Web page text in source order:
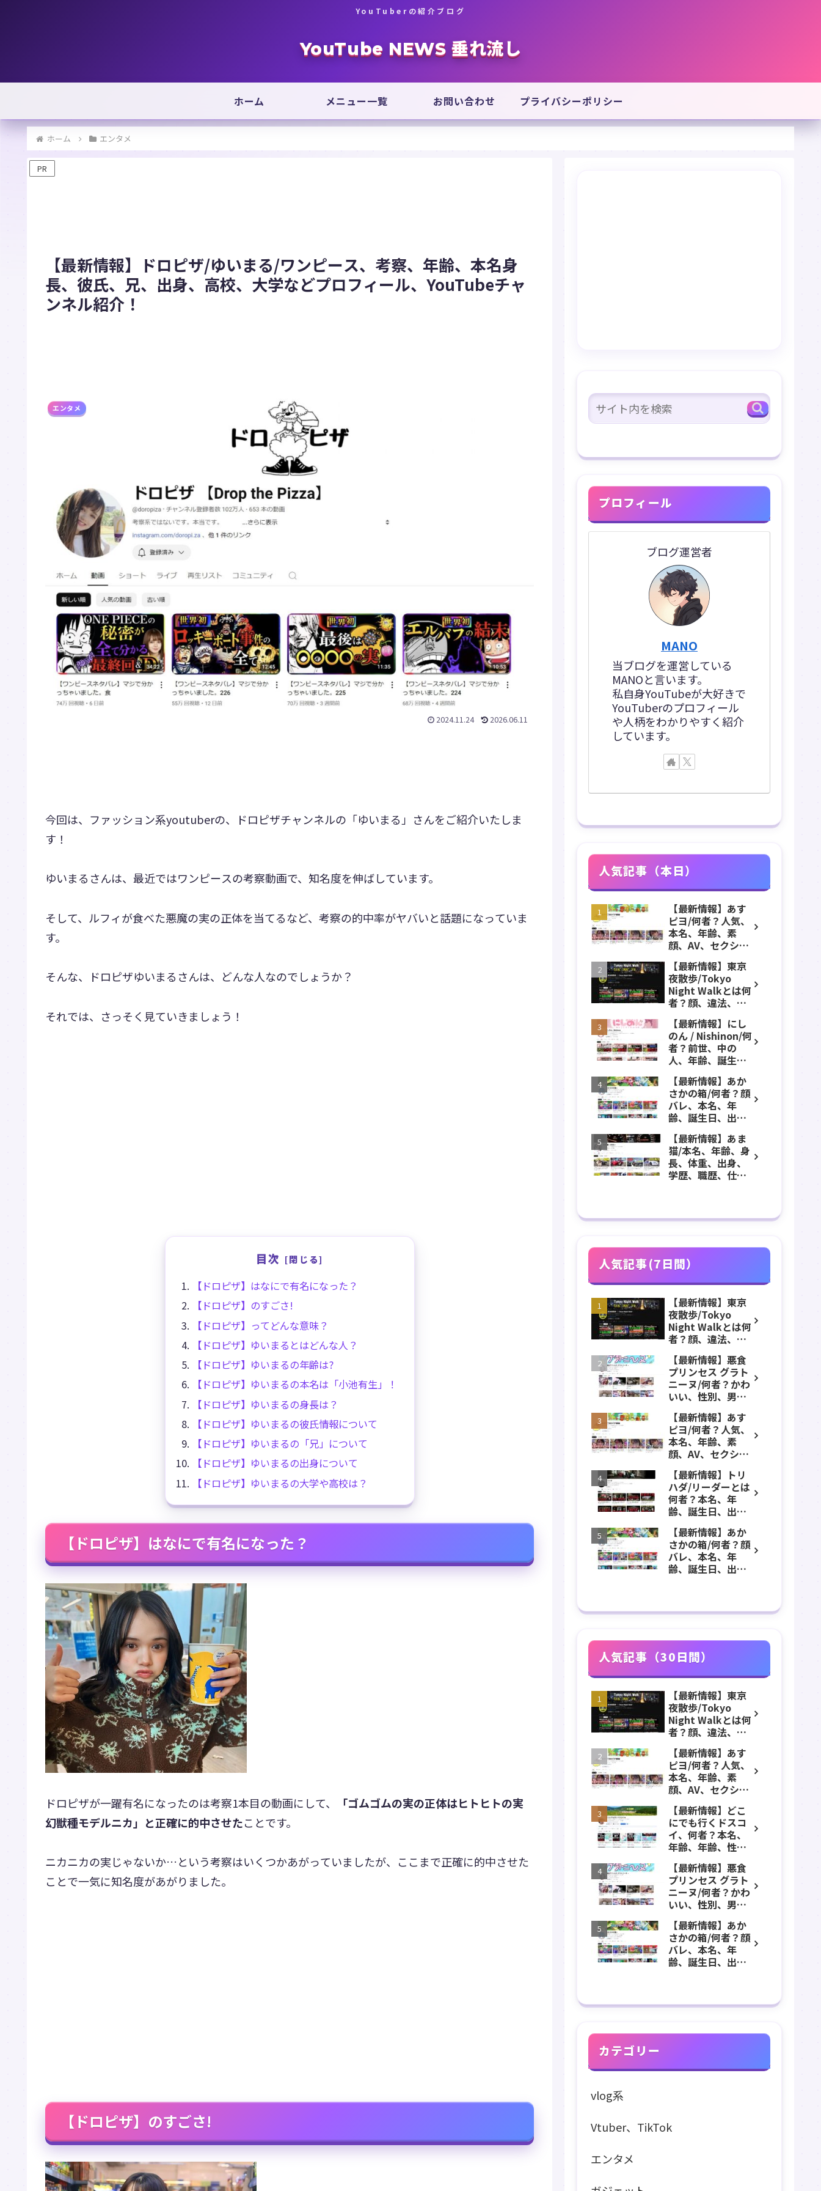
YouTuberの紹介ブログ
YouTube NEWS 垂れ流し
ホーム メニュー一覧 お問い合わせ プライバシーポリシー
ホーム エンタメ
PR
【最新情報】ドロピザ/ゆいまる/ワンピース、考察、年齢、本名身
長、彼氏、兄、出身、高校、大学などプロフィール、YouTubeチャ
ンネル紹介！
エンタメ
2024.11.24 2026.06.11
今回は、ファッション系youtuberの、ドロピザチャンネルの「ゆいまる」さんをご紹介いたしま
す！
ゆいまるさんは、最近ではワンピースの考察動画で、知名度を伸ばしています。
そして、ルフィが食べた悪魔の実の正体を当てるなど、考察の的中率がヤバいと話題になっていま
す。
そんな、ドロピザゆいまるさんは、どんな人なのでしょうか？
それでは、さっそく見ていきましょう！
目次
【ドロピザ】はなにで有名になった？
【ドロピザ】のすごさ!
【ドロピザ】ってどんな意味？
【ドロピザ】ゆいまるとはどんな人？
【ドロピザ】ゆいまるの年齢は?
【ドロピザ】ゆいまるの本名は「小池有生」！
【ドロピザ】ゆいまるの身長は？
【ドロピザ】ゆいまるの彼氏情報について
【ドロピザ】ゆいまるの「兄」について
【ドロピザ】ゆいまるの出身について
【ドロピザ】ゆいまるの大学や高校は？
【ドロピザ】はなにで有名になった？
ドロピザが一躍有名になったのは考察1本目の動画にして、
「ゴムゴムの実の正体はヒトヒトの実
幻獣種モデルニカ」と正確に的中させたことです。
ニカニカの実じゃないか…という考察はいくつかあがっていましたが、ここまで正確に的中させた
ことで一気に知名度があがりました。
【ドロピザ】のすごさ!
プロフィール
ブログ運営者
MANO
当ブログを運営している
MANOと言います。
私自身YouTubeが大好きで
YouTuberのプロフィール
や人柄をわかりやすく紹介
しています。
人気記事（本日）
【最新情報】あす
ピヨ/何者？人気、
本名、年齢、素
顔、AV、セクシ
る、身長、出身、
学歴、経歴、仕事
のプロフィール、
YouTubeチャンネ
ル紹介！
【最新情報】東京
夜散歩/Tokyo
Night Walkとは何
者？顔、違法、逮
久保公園、本名、
年齢、誕生日、職
業、かわいい、彼
女などのプロフィ
ール、YouTubeチ
ャンネル紹介！
【最新情報】にし
のん / Nishinon/何
者？前世、中の
人、年齢、誕生
レ、素顔、ストグ
ラ、VTuber、ニコ
ニコなどのプロフ
ィール、YouTube
チャンネル紹介！
【最新情報】あか
さかの箱/何者？顔
バレ、本名、年
齢、誕生日、出
ト、マイクラ、あ
つ森、グッズなど
のプロフィール、
YouTubeチャンネ
【最新情報】あま
猫/本名、年齢、身
長、体重、出身、
学歴、職歴、仕
ンネル紹介！
人気記事(7日間）
【最新情報】東京
夜散歩/Tokyo
Night Walkとは何
者？顔、違法、逮
久保公園、本名、
年齢、誕生日、職
業、かわいい、彼
女などのプロフィ
ール、YouTubeチ
ャンネル紹介！
【最新情報】悪食
プリンセス グラト
ニーヌ/何者？かわ
いい、性別、男？
長、出身などのプ
ロフィール、
YouTubeチャンネ
ル紹介！
【最新情報】あす
ピヨ/何者？人気、
本名、年齢、素
顔、AV、セクシ
る、身長、出身、
学歴、経歴、仕事
のプロフィール、
YouTubeチャンネ
ル紹介！
【最新情報】トリ
ハダ/リーダーとは
何者？本名、年
齢、誕生日、出
レ、ホラー、心
霊、うっちゃん、
メンバーなどのプ
ロフィール、
【最新情報】あか
さかの箱/何者？顔
バレ、本名、年
齢、誕生日、出
のプロフィール、
ル紹介！
人気記事（30日間）
【最新情報】東京
夜散歩/Tokyo
Night Walkとは何
者？顔、違法、逮
久保公園、本名、
年齢、誕生日、職
業、かわいい、彼
女などのプロフィ
ール、YouTubeチ
ャンネル紹介！
【最新情報】あす
ピヨ/何者？人気、
本名、年齢、素
顔、AV、セクシ
る、身長、出身、
学歴、経歴、仕事
のプロフィール、
YouTubeチャンネ
ル紹介！
【最新情報】どこ
にでも行くドスコ
イ、何者？本名、
年齢、年齢、性
どのプロフィー
ル、YouTubeチャ
ンネル紹介！
【最新情報】悪食
プリンセス グラト
ニーヌ/何者？かわ
いい、性別、男？
長、出身などのプ
ロフィール、
YouTubeチャンネ
ル紹介！
【最新情報】あか
さかの箱/何者？顔
バレ、本名、年
齢、誕生日、出
のプロフィール、
ル紹介！
カテゴリー
vlog系
Vtuber、TikTok
エンタメ